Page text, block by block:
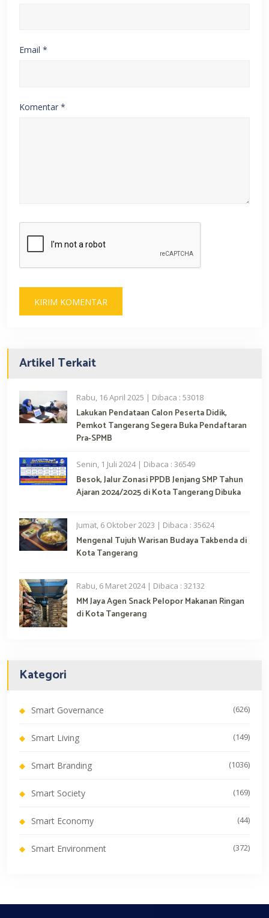
Email *
Komentar *
Artikel Terkait
Rabu, 16 April 2025 | Dibaca : 53018
Lakukan Pendataan Calon Peserta Didik,
Pemkot Tangerang Segera Buka Pendaftaran
Pra-SPMB
Senin, 1 Juli 2024 | Dibaca : 36549
Besok, Jalur Zonasi PPDB Jenjang SMP Tahun
Ajaran 2024/2025 di Kota Tangerang Dibuka
Jumat, 6 Oktober 2023 | Dibaca : 35624
Mengenal Tujuh Warisan Budaya Takbenda di
Kota Tangerang
Rabu, 6 Maret 2024 | Dibaca : 32132
MM Jaya Agen Snack Pelopor Makanan Ringan
di Kota Tangerang
Kategori
Smart Governance (626)
Smart Living (149)
Smart Branding (1036)
Smart Society (169)
Smart Economy (44)
Smart Environment (372)